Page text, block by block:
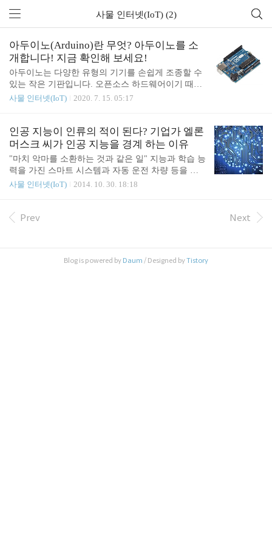
사물 인터넷(IoT) (2)
아두이노(Arduino)란 무엇? 아두이노를 소
개합니다! 지금 확인해 보세요!
아두이노는 다양한 유형의 기기를 손쉽게 조종할 수
있는 작은 기판입니다. 오픈소스 하드웨어이기 때문
에 설계가 모두 공개되어 있다는 점이 특징이고요.
업로드하여 실행할 수 있습니다. 아두이노는 Ivrea In
teraction Design Institute에서 시제품을 쉽고 빠르게
만들기 위한 바탕으로 만들어낸 기술인데요. 초기에
는 전기 전자나 프로그래밍 전공이 아닌 학생만을 대
상으로 했지만, 지금은 관심이 있는 사람이라면 누구
나 도전하고 다룰 수 있는 도구로 진화했습니다. 아
가, 디자이너, 취미 활동가, 해커, 초보자를 가리지 않
고 모든 사람이 사용..
사물 인터넷(IoT) 2020. 7. 15. 05:17
인공 지능이 인류의 적이 된다? 기업가 엘론
머스크 씨가 인공 지능을 경계 하는 이유
"마치 악마를 소환하는 것과 같은 일" 지능과 학습 능
력을 가진 스마트 시스템과 자동 운전 차량 등을 실
현하기 위해 인공 지능 (AI)의 연구가 밤낮으로 진행
(MIT)의 Aeronautics and Astronautics Department (항
업체인 미국 PayPal(페이팔)과 전기 자동차를 만드는
사물 인터넷(IoT) 2014. 10. 30. 18:18
Prev Next
Blog is powered by Daum / Designed byTistory